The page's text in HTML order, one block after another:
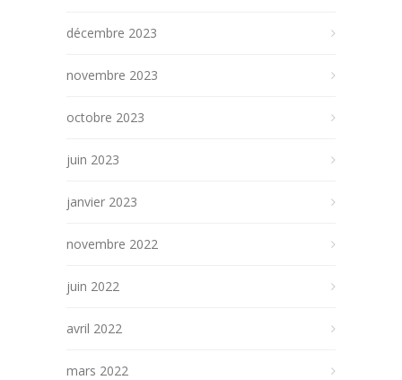
décembre 2023
novembre 2023
octobre 2023
juin 2023
janvier 2023
novembre 2022
juin 2022
avril 2022
mars 2022